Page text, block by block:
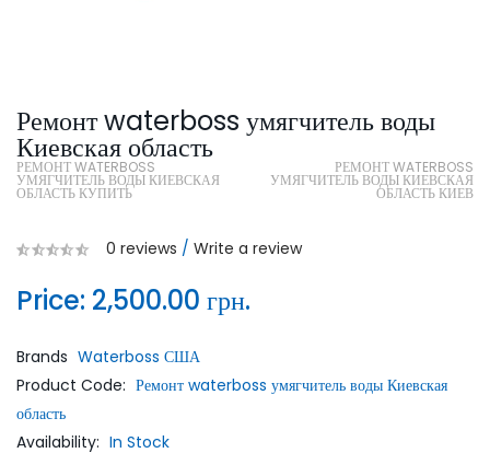
Ремонт waterboss умягчитель воды
Киевская область
РЕМОНТ WATERBOSS
УМЯГЧИТЕЛЬ ВОДЫ КИЕВСКАЯ
ОБЛАСТЬ КУПИТЬ
РЕМОНТ WATERBOSS
УМЯГЧИТЕЛЬ ВОДЫ КИЕВСКАЯ
ОБЛАСТЬ КИЕВ
0 reviews / Write a review
Price: 2,500.00 грн.
Brands Waterboss США
Product Code: Ремонт waterboss умягчитель воды Киевская
область
Availability: In Stock